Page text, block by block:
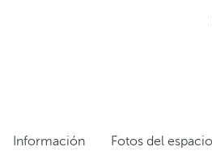
Información
Fotos del espacio